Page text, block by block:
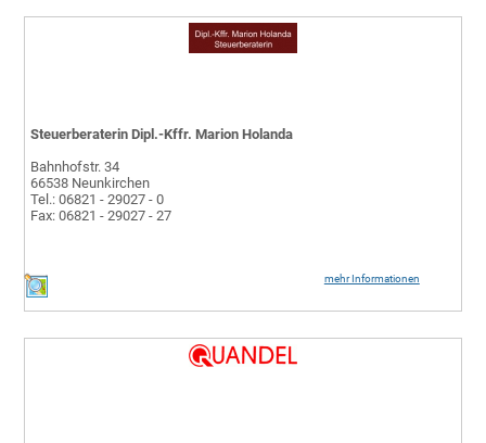
mehr Informationen
Steuerberaterin Dipl.-Kffr. Marion Holanda
Bahnhofstr. 34
66538 Neunkirchen
Tel.: 06821 - 29027 - 0
Fax: 06821 - 29027 - 27